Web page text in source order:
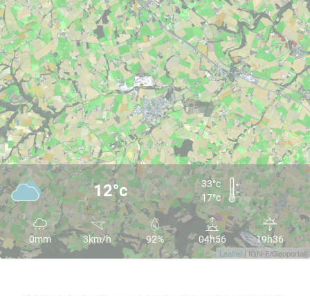
Leaflet | IGN-F/Geoportail
12°c
33°c
17°c
0mm 3km/h 92% 04h56 19h36